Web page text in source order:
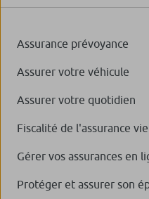
Assurance prévoyance
Assurer votre véhicule
Assurer votre quotidien
Fiscalité de l'assurance vie
Gérer vos assurances en
Protéger et assurer son